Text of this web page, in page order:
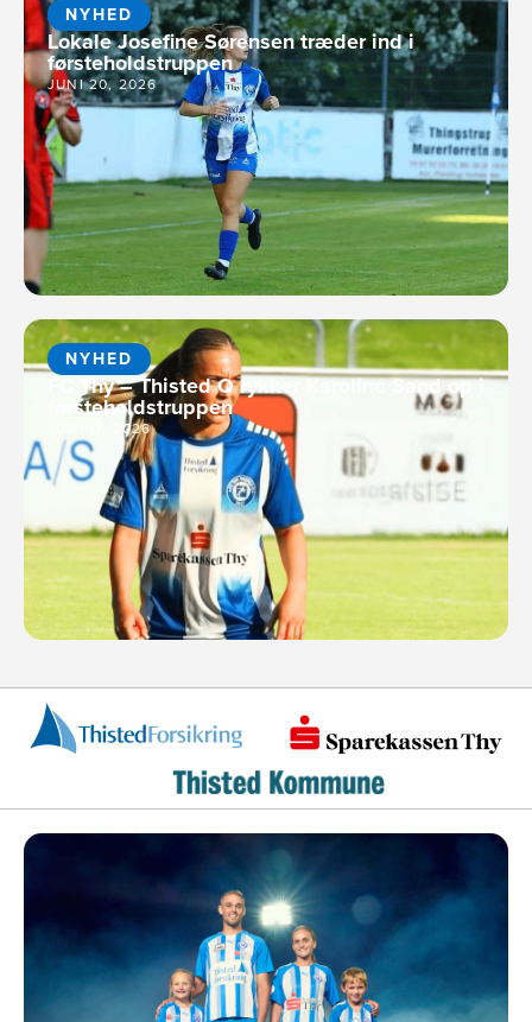
NYHED
Lokale Josefine Sørensen træder ind i
førsteholdstruppen
JUNI 20, 2026
NYHED
FC Thy – Thisted Q rykker Karoline Sand op i
førsteholdstruppen
JUNI 17, 2026